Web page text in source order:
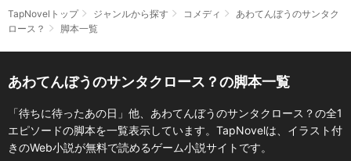
TapNovelトップ ジャンルから探す コメディ
あわてんぼうのサンタク
ロース？
脚本一覧
あわてんぼうのサンタクロース？の脚本一覧
「待ちに待ったあの日」他、あわてんぼうのサンタクロース？の全1
エピソードの脚本を一覧表示しています。TapNovelは、イラスト付
きのWeb小説が無料で読めるゲーム小説サイトです。